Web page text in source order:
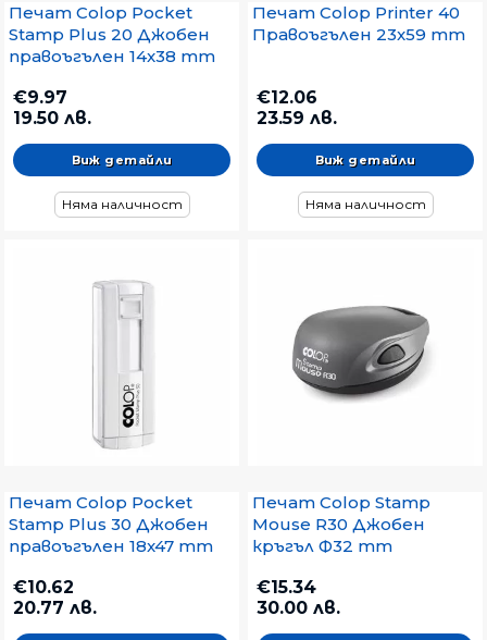
Печат Colop Pocket
Stamp Plus 20 Джобен
правоъгълен 14x38 mm
€9.97
19.50 лв.
Виж детайли
Няма наличност
Печат Colop Printer 40
Правоъгълен 23x59 mm
€12.06
23.59 лв.
Виж детайли
Няма наличност
Печат Colop Pocket
Stamp Plus 30 Джобен
правоъгълен 18x47 mm
€10.62
20.77 лв.
Печат Colop Stamp
Mouse R30 Джобен
кръгъл Ф32 mm
€15.34
30.00 лв.